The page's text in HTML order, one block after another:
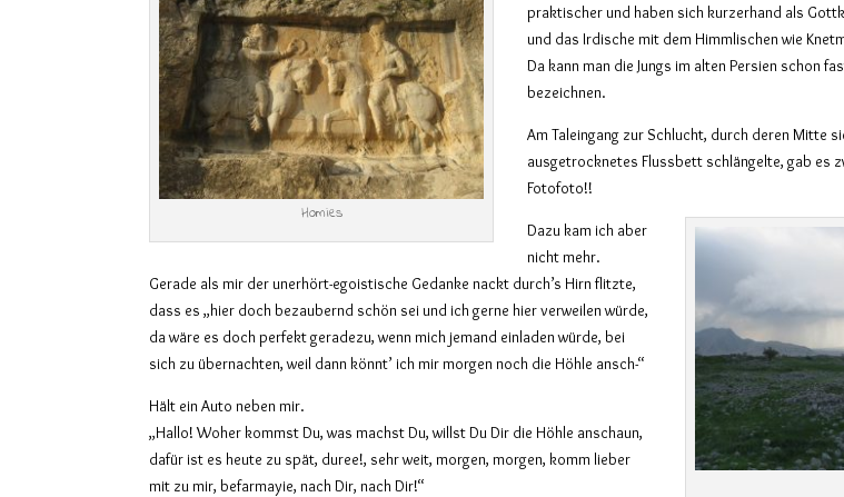
Homies
praktischer und haben sich kurzerhand als
und das Irdische mit dem Himmlischen wie
Da kann man die Jungs im alten Persien schon
bezeichnen.
Am Taleingang zur Schlucht, durch deren Mitte
ausgetrocknetes Flussbett schlängelte, gab es
Fotofoto!!
Dazu kam ich aber
nicht mehr.
Gerade als mir der unerhört-egoistische Gedanke nackt durch’s Hirn flitzte,
dass es „hier doch bezaubernd schön sei und ich gerne hier verweilen würde,
da wäre es doch perfekt geradezu, wenn mich jemand einladen würde, bei
sich zu übernachten, weil dann könnt’ ich mir morgen noch die Höhle ansch-“
Hält ein Auto neben mir.
„Hallo! Woher kommst Du, was machst Du, willst Du Dir die Höhle anschaun,
dafür ist es heute zu spät, duree!, sehr weit, morgen, morgen, komm lieber
mit zu mir, befarmayie, nach Dir, nach Dir!“